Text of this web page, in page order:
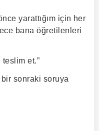
yarattığım için her
bana öğretilenleri
et.”
bir sonraki soruya